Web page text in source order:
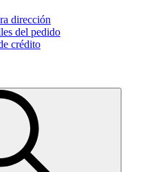
dirección
del pedido
crédito